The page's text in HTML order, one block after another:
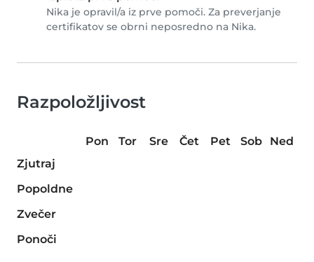
Nika je opravil/a iz prve pomoči. Za preverjanje
certifikatov se obrni neposredno na Nika.
Razpoložljivost
Pon Tor Sre Čet Pet Sob
Ned
Zjutraj
Popoldne
Zvečer
Ponoči